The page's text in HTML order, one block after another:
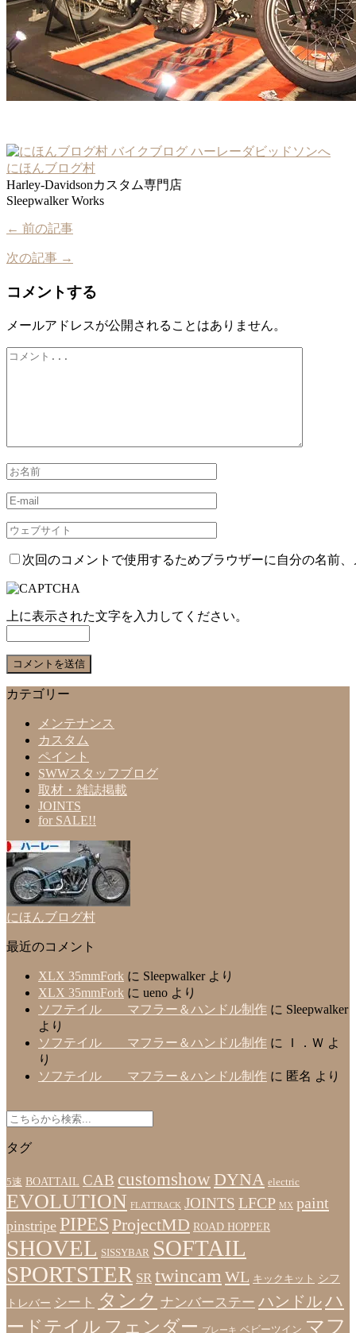
にほんブログ村
Harley-Davidsonカスタム専門店
Sleepwalker Works
← 前の記事
次の記事 →
コメントする
メールアドレスが公開されることはありません。
次回のコメントで使用するためブラウザーに自分の名前
上に表示された文字を入力してください。
カテゴリー
メンテナンス
カスタム
ペイント
SWWスタッフブログ
取材・雑誌掲載
JOINTS
for SALE!!
にほんブログ村
最近のコメント
XLX 35mmFork に Sleepwalkerより
XLX 35mmFork に ueno より
ソフテイル マフラー＆ハンドル制作 に Sleepwalker
より
ソフテイル マフラー＆ハンドル制作 に Ｉ．Ｗ よ
り
ソフテイル マフラー＆ハンドル制作 に 匿名 より
タグ
5速 BOATTAIL CAB customshow DYNA electric
EVOLUTION FLATTRACK JOINTS LFCP MX paint
pinstripe PIPES ProjectMD ROAD HOPPER
SHOVEL SISSYBAR SOFTAIL
SPORTSTER SR twincam WL キックキット シフ
トレバー シート タンク ナンバーステー ハンドルハ
ードテイル フェンダー ブレーキ ベビーツイン マフ